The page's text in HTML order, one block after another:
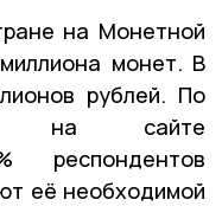
на Монетной
монет. В
рублей. По
на сайте
респондентов
её необходимой